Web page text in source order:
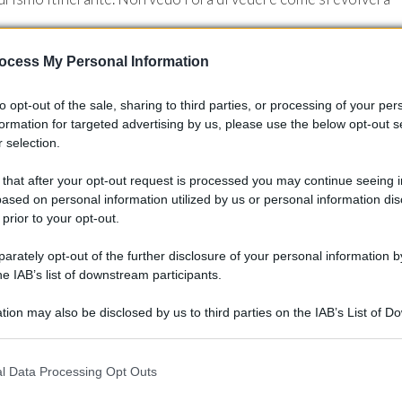
My Personal Information
opt-out of the sale, sharing to third parties, or processing of your
for targeted advertising by us, please use the below opt-out
selection.
that after your opt-out request is processed you may continue seeing
on personal information utilized by us or personal information
to your opt-out.
opt-out of the further disclosure of your personal information
IAB’s list of downstream participants.
may also be disclosed by us to third parties on the IAB’s List of
including but not limited to your visit or usage behaviour. You may
Data Processing Opt Outs
è il modello di camper che vi incuriosisce di più? 💭✨